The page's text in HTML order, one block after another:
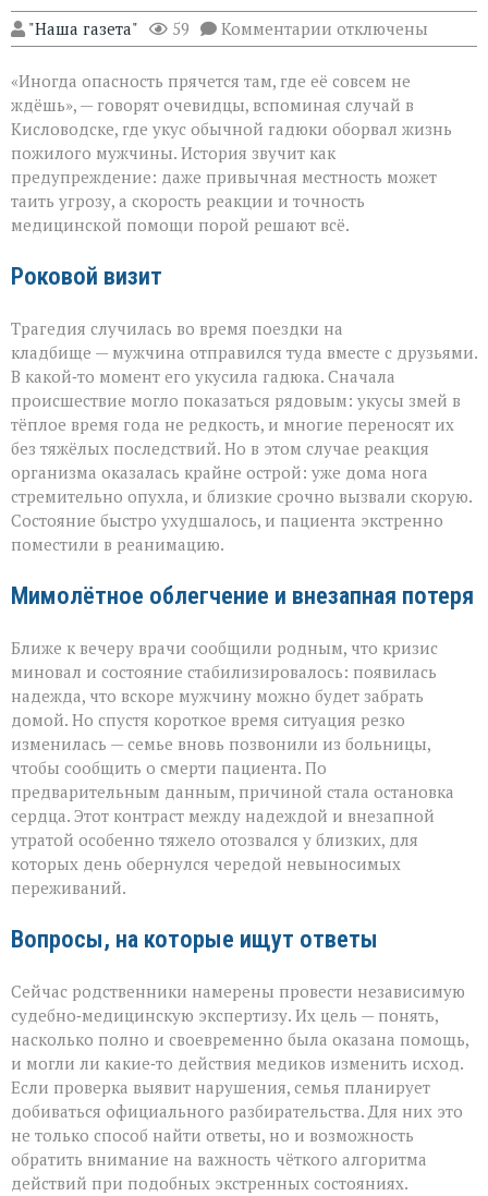
"Наша газета" 59 Комментарии к
записи
укус:
как
обычная
прогулка
обернулась
трагедией»
отключены
«Иногда опасность прячется там, где её совсем не
ждёшь», — говорят очевидцы, вспоминая случай в
Кисловодске, где укус обычной гадюки оборвал жизнь
пожилого мужчины. История звучит как
предупреждение: даже привычная местность может
таить угрозу, а скорость реакции и точность
медицинской помощи порой решают всё.
Роковой визит
Трагедия случилась во время поездки на
кладбище — мужчина отправился туда вместе с друзьями.
В какой‑то момент его укусила гадюка. Сначала
происшествие могло показаться рядовым: укусы змей в
тёплое время года не редкость, и многие переносят их
без тяжёлых последствий. Но в этом случае реакция
организма оказалась крайне острой: уже дома нога
стремительно опухла, и близкие срочно вызвали скорую.
Состояние быстро ухудшалось, и пациента экстренно
поместили в реанимацию.
Мимолётное облегчение и внезапная потеря
Ближе к вечеру врачи сообщили родным, что кризис
миновал и состояние стабилизировалось: появилась
надежда, что вскоре мужчину можно будет забрать
домой. Но спустя короткое время ситуация резко
изменилась — семье вновь позвонили из больницы,
чтобы сообщить о смерти пациента. По
предварительным данным, причиной стала остановка
сердца. Этот контраст между надеждой и внезапной
утратой особенно тяжело отозвался у близких, для
которых день обернулся чередой невыносимых
переживаний.
Вопросы, на которые ищут ответы
Сейчас родственники намерены провести независимую
судебно‑медицинскую экспертизу. Их цель — понять,
насколько полно и своевременно была оказана помощь,
и могли ли какие‑то действия медиков изменить исход.
Если проверка выявит нарушения, семья планирует
добиваться официального разбирательства. Для них это
не только способ найти ответы, но и возможность
обратить внимание на важность чёткого алгоритма
действий при подобных экстренных состояниях.